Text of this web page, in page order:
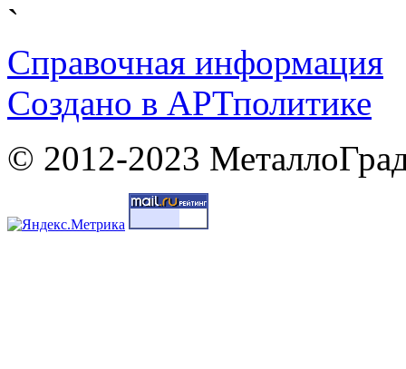
`
Справочная информация
Cоздано в АРТполитике
© 2012-2023